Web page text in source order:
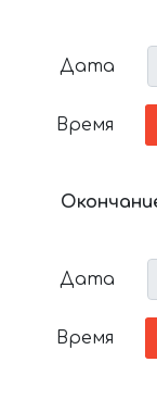
Дата
Время
Дата
Время